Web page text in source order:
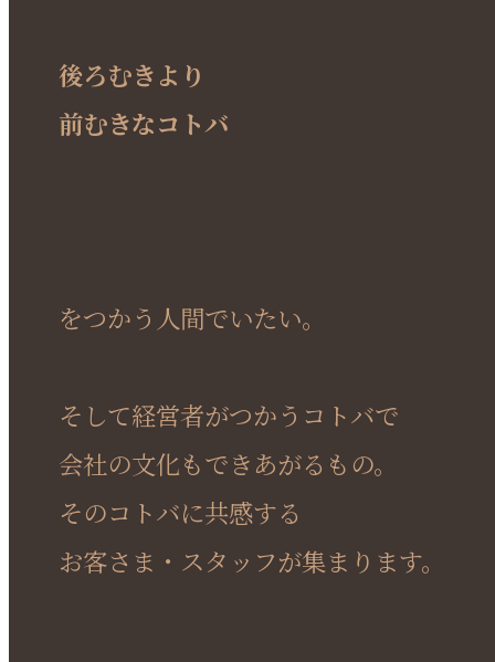
後ろむきより
前むきなコトバ
をつかう人間でいたい。
そして経営者がつかうコトバで
会社の文化もできあがるもの。
そのコトバに共感する
お客さま・スタッフが集まります。